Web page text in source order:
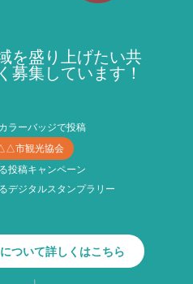
を盛り上げたい共
募集しています！
ラーバッジで投稿
市観光協会
投稿キャンペーン
デジタルスタンプラリー
ついて詳しくはこちら